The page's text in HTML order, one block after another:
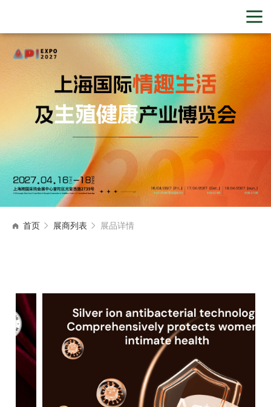
首页 展商列表 展品详情